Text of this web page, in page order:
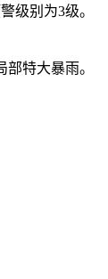
级别为3级。
特大暴雨。